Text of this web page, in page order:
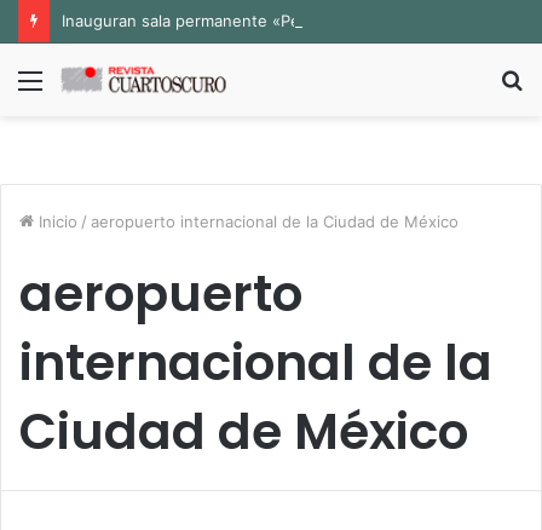
Menú
Inicio / aeropuerto internacional de la Ciudad de México
aeropuerto
internacional de la
Ciudad de México